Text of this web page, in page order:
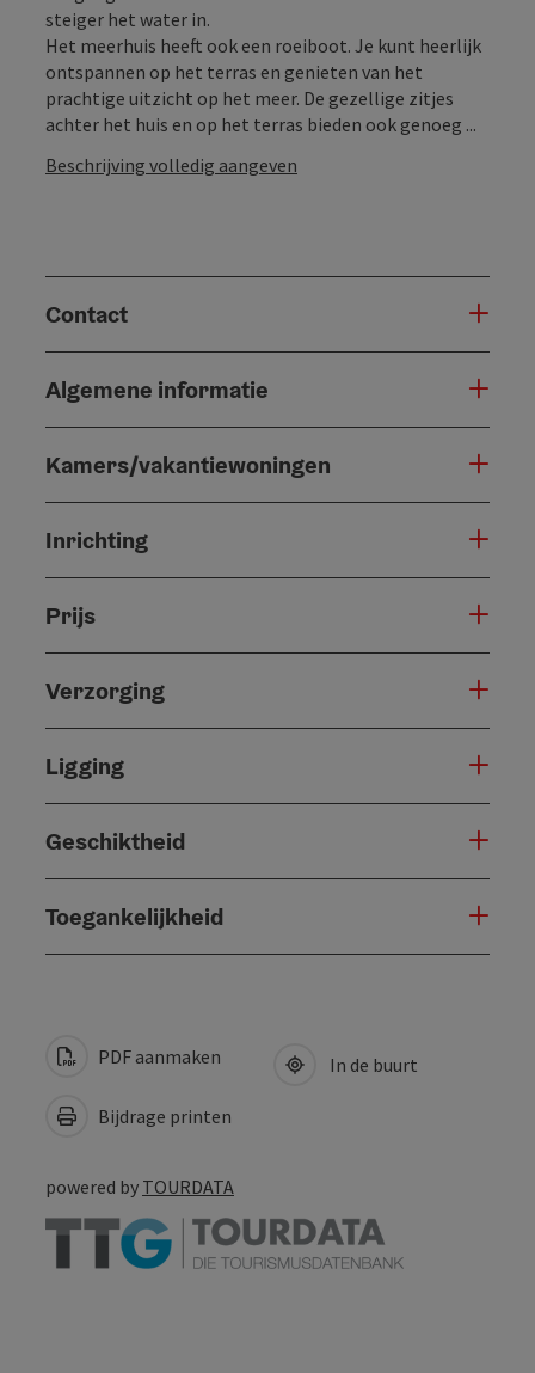
steiger het water in.
Het meerhuis heeft ook een roeiboot. Je kunt heerlijk
ontspannen op het terras en genieten van het
prachtige uitzicht op het meer. De gezellige zitjes
achter het huis en op het terras bieden ook genoeg ...
Beschrijving volledig aangeven
Contact
Algemene informatie
Kamers/vakantiewoningen
Inrichting
Prijs
Verzorging
Ligging
Geschiktheid
Toegankelijkheid
PDF aanmaken
Bijdrage printen
In de buurt
powered by TOURDATA